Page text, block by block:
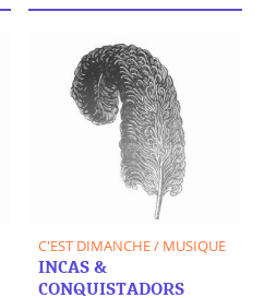
C'EST DIMANCHE / MUSIQUE
INCAS &
CONQUISTADORS